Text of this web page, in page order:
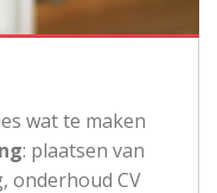
wat te maken
: plaatsen van
onderhoud CV